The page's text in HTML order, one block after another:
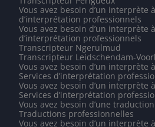
Vous avez besoin d’un interprète
d’interprétation professionnels
Vous avez besoin d’un interprète
d’interprétation professionnels
Transcripteur Ngerulmud
Transcripteur Leidschendam-
Vous avez besoin d’un interprète
Services d’interprétation
Vous avez besoin d’un interprète
Services d’interprétation
Vous avez besoin d’une
Traductions professionnelles
Vous avez besoin d’un interprète